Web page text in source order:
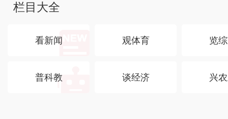
栏目大全
看新闻 观体育 览
普科教 谈经济 兴